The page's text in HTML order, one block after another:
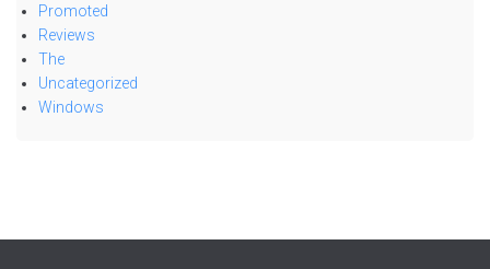
Promoted
Reviews
The
Uncategorized
Windows